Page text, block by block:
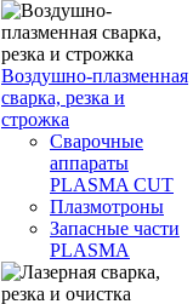
Воздушно-плазменная
сварка, резка и
строжка
Сварочные
аппараты
PLASMA CUT
Плазмотроны
Запасные части
PLASMA